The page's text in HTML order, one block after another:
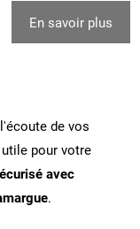
En savoir plus
de vos
pour votre
avec
.